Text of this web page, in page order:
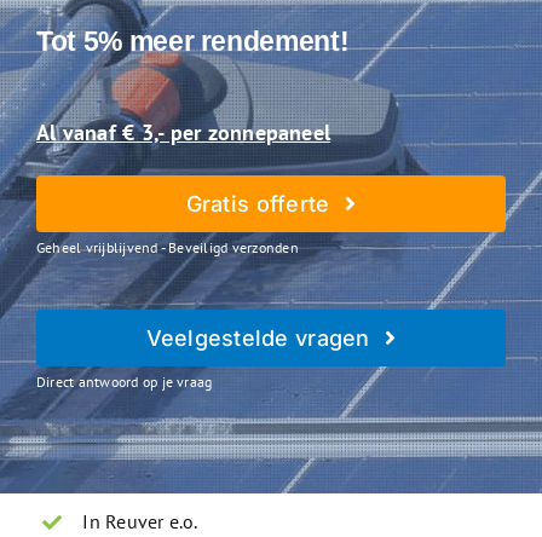
Tot 5% meer rendement!
Al vanaf € 3,- per zonnepaneel
Gratis offerte
Geheel vrijblijvend - Beveiligd verzonden
Veelgestelde vragen
Direct antwoord op je vraag
In Reuver e.o.